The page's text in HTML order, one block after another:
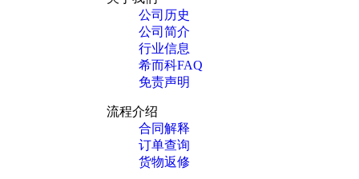
公司历史
公司简介
行业信息
希而科FAQ
免责声明
流程介绍
合同解释
订单查询
货物返修